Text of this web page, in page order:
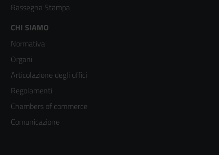
Rassegna Stampa
Footer
menù
colonna
3
CHI SIAMO
Normativa
Organi
Articolazione degli uffici
Regolamenti
Chambers of commerce
Comunicazione